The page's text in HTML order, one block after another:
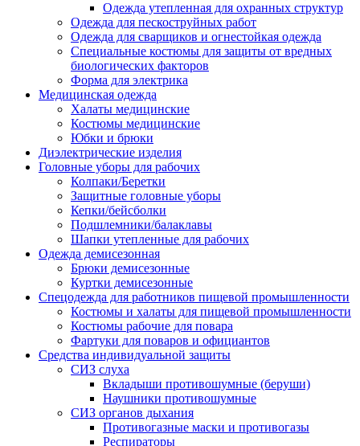
Одежда утепленная для охранных структур
Одежда для пескоструйных работ
Одежда для сварщиков и огнестойкая одежда
Специальные костюмы для защиты от вредных
биологических факторов
Форма для электрика
Медицинская одежда
Халаты медицинские
Костюмы медицинские
Юбки и брюки
Диэлектрические изделия
Головные уборы для рабочих
Колпаки/Беретки
Защитные головные уборы
Кепки/бейсболки
Подшлемники/балаклавы
Шапки утепленные для рабочих
Одежда демисезонная
Брюки демисезонные
Куртки демисезонные
Спецодежда для работников пищевой промышленности
Костюмы и халаты для пищевой промышленности
Костюмы рабочие для повара
Фартуки для поваров и официантов
Средства индивидуальной защиты
СИЗ слуха
Вкладыши противошумные (беруши)
Наушники противошумные
СИЗ органов дыхания
Противогазные маски и противогазы
Респираторы